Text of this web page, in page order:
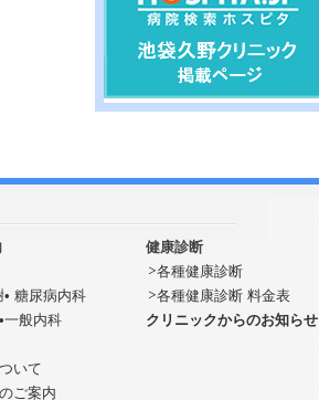
• 糖尿病内科
一般内科
いて
ご案内
健康診断
各種健康診断
各種健康診断 料金表
クリニックからのお知らせ